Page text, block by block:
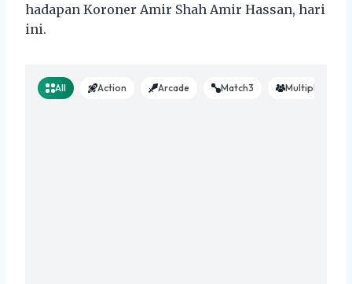
hadapan Koroner Amir Shah Amir Hassan, hari
ini.